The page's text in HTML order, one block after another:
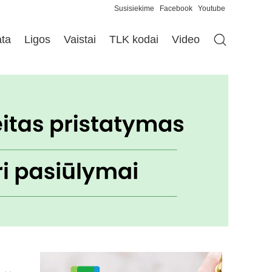
Susisiekime Facebook Youtube
Ligos Vaistai TLK kodai Video